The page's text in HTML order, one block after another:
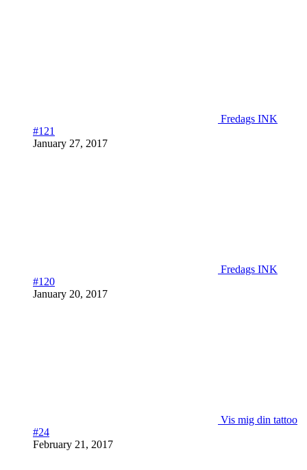
Fredags INK
#121
January 27, 2017
Fredags INK
#120
January 20, 2017
Vis mig din tattoo
#24
February 21, 2017